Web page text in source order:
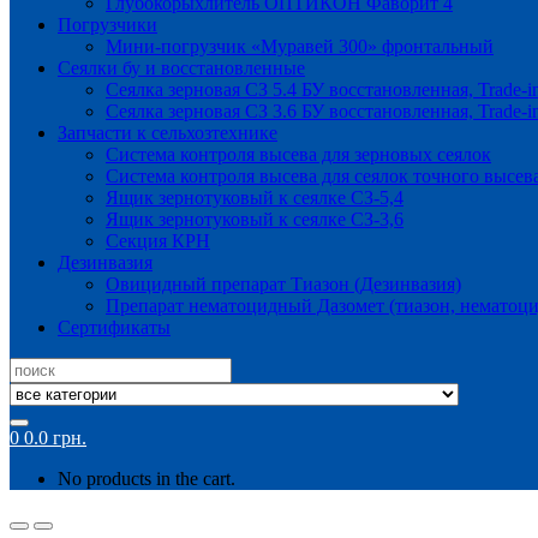
Погрузчики
Мини-погрузчик «Муравей 300» фронтальный
Сеялки бу и восстановленные
Сеялка зерновая СЗ 5.4 БУ восстановленная, Trade-
Сеялка зерновая СЗ 3.6 БУ восстановленная, Trade-
Запчасти к сельхозтехнике
Система контроля высева для зерновых сеялок
Система контроля высева для сеялок точного
Ящик зернотуковый к сеялке СЗ-5,4
Ящик зернотуковый к сеялке СЗ-3,6
Секция КРН
Дезинвазия
Овицидный препарат Тиазон (Дезинвазия)
Препарат нематоцидный Дазомет (тиазон,
Сертификаты
Search
for:
0 0.0 грн.
No products in the cart.